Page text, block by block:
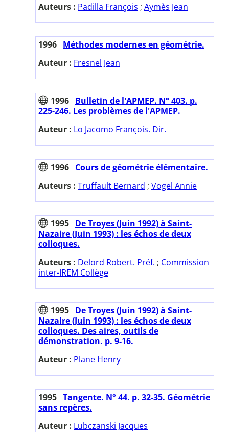
Auteurs : Padilla François ; Aymès Jean
1996 Méthodes modernes en géométrie.
Auteur : Fresnel Jean
1996 Bulletin de l'APMEP. N° 403. p.
225-246. Les problèmes de l'APMEP.
Auteur : Lo Jacomo François. Dir.
1996 Cours de géométrie élémentaire.
Auteurs : Truffault Bernard ; Vogel Annie
1995 De Troyes (Juin 1992) à Saint-
Nazaire (Juin 1993) : les échos de deux
colloques.
Auteurs : Delord Robert. Préf. ; Commission
inter-IREM Collège
1995 De Troyes (Juin 1992) à Saint-
Nazaire (Juin 1993) : les échos de deux
colloques. Des aires, outils de
démonstration. p. 9-16.
Auteur : Plane Henry
1995 Tangente. N° 44. p. 32-35. Géométrie
sans repères.
Auteur : Lubczanski Jacques